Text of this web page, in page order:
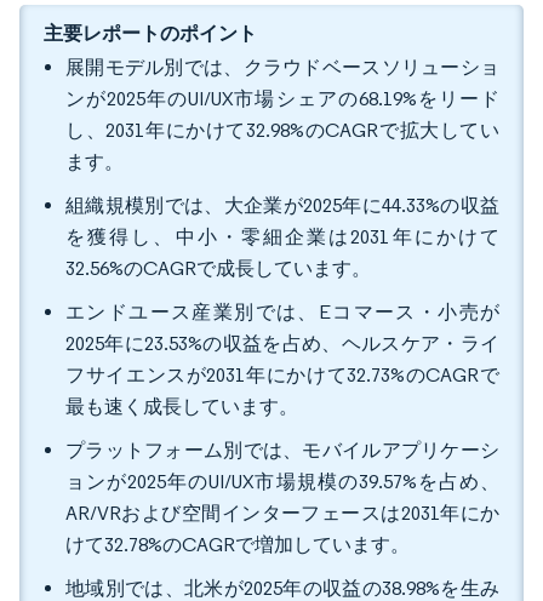
主要レポートのポイント
展開モデル別では、クラウドベースソリューショ
ンが2025年のUI/UX市場シェアの68.19%をリード
し、2031年にかけて32.98%のCAGRで拡大してい
ます。
組織規模別では、大企業が2025年に44.33%の収益
を獲得し、中小・零細企業は2031年にかけて
32.56%のCAGRで成長しています。
エンドユース産業別では、Eコマース・小売が
2025年に23.53%の収益を占め、ヘルスケア・ライ
フサイエンスが2031年にかけて32.73%のCAGRで
最も速く成長しています。
プラットフォーム別では、モバイルアプリケーシ
ョンが2025年のUI/UX市場規模の39.57%を占め、
AR/VRおよび空間インターフェースは2031年にか
けて32.78%のCAGRで増加しています。
地域別では、北米が2025年の収益の38.98%を生み